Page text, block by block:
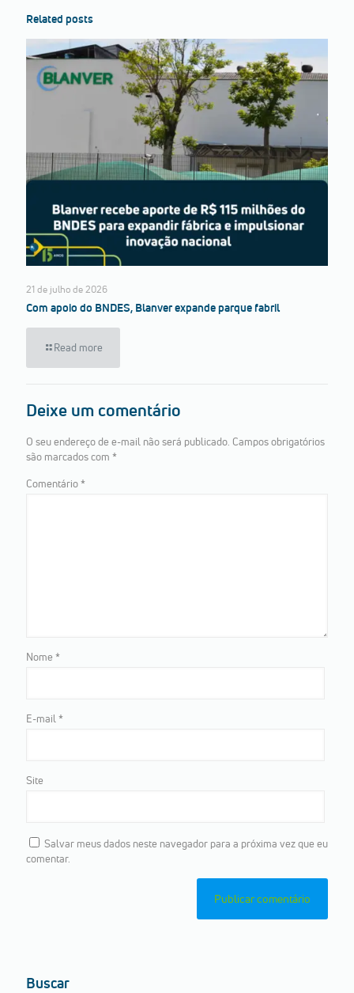
Related posts
21 de julho de 2026
Com apoio do BNDES, Blanver expande parque fabril
Read more
Deixe um comentário
O seu endereço de e-mail não será publicado. Campos obrigatórios
são marcados com *
Comentário*
Nome *
E-mail *
Site
Salvar meus dados neste navegador para a próxima vez que eu
comentar.
Buscar